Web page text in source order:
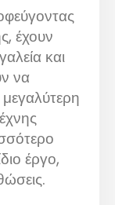
έχουν
και
να
έργο,